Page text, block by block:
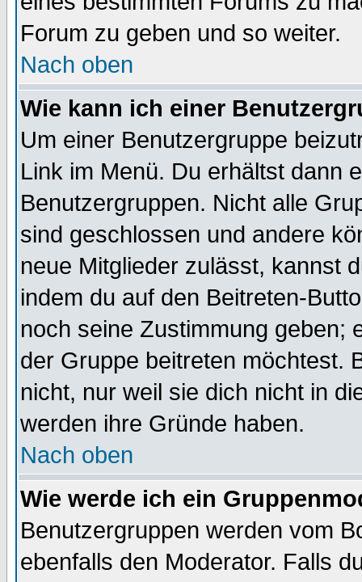
Forum zu geben und so weiter.
Nach oben
Wie kann ich einer
Um einer Benutzergruppe
Link im Menü. Du erhältst dann
Benutzergruppen. Nicht alle
sind geschlossen und andere
neue Mitglieder zulässt, kannst
indem du auf den Beitreten-
noch seine Zustimmung geben;
der Gruppe beitreten möchtest.
nicht, nur weil sie dich nicht in
werden ihre Gründe haben.
Nach oben
Wie werde ich ein
Benutzergruppen werden vom
ebenfalls den Moderator. Falls